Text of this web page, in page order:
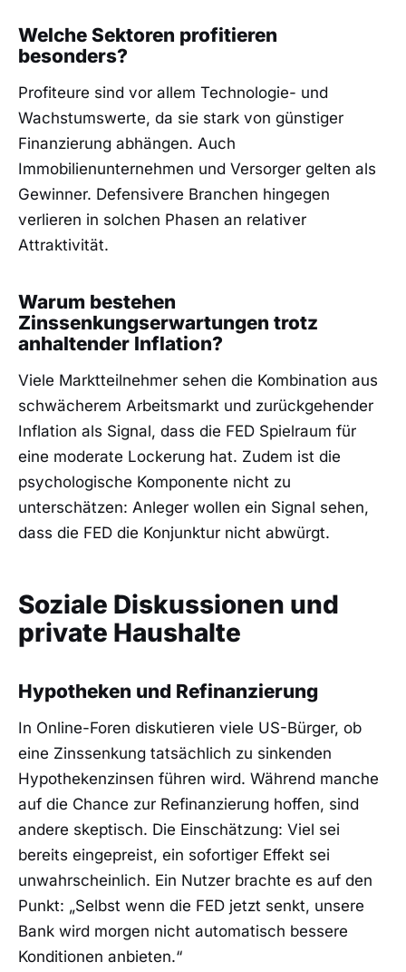
Welche Sektoren profitieren
besonders?
Profiteure sind vor allem Technologie- und
Wachstumswerte, da sie stark von günstiger
Finanzierung abhängen. Auch
Immobilienunternehmen und Versorger gelten als
Gewinner. Defensivere Branchen hingegen
verlieren in solchen Phasen an relativer
Attraktivität.
Warum bestehen
Zinssenkungserwartungen trotz
anhaltender Inflation?
Viele Marktteilnehmer sehen die Kombination aus
schwächerem Arbeitsmarkt und zurückgehender
Inflation als Signal, dass die FED Spielraum für
eine moderate Lockerung hat. Zudem ist die
psychologische Komponente nicht zu
unterschätzen: Anleger wollen ein Signal sehen,
dass die FED die Konjunktur nicht abwürgt.
Soziale Diskussionen und
private Haushalte
Hypotheken und Refinanzierung
In Online-Foren diskutieren viele US-Bürger, ob
eine Zinssenkung tatsächlich zu sinkenden
Hypothekenzinsen führen wird. Während manche
auf die Chance zur Refinanzierung hoffen, sind
andere skeptisch. Die Einschätzung: Viel sei
bereits eingepreist, ein sofortiger Effekt sei
unwahrscheinlich. Ein Nutzer brachte es auf den
Punkt: „Selbst wenn die FED jetzt senkt, unsere
Bank wird morgen nicht automatisch bessere
Konditionen anbieten.“